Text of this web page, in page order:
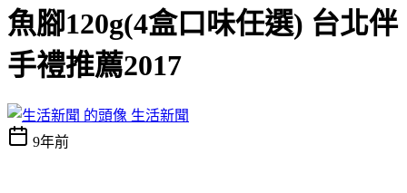
魚腳120g(4盒口味任選) 台北伴
手禮推薦2017
生活新聞
9年前